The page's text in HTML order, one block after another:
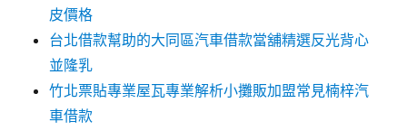
皮價格
台北借款幫助的大同區汽車借款當舖精選反光背心
並隆乳
竹北票貼專業屋瓦專業解析小攤販加盟常見楠梓汽
車借款